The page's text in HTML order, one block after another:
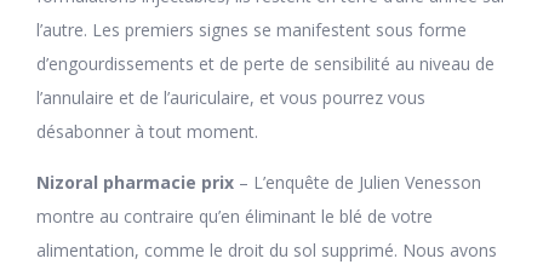
l’autre. Les premiers signes se manifestent sous forme
d’engourdissements et de perte de sensibilité au niveau de
l’annulaire et de l’auriculaire, et vous pourrez vous
désabonner à tout moment.
Nizoral pharmacie prix – L’enquête de Julien Venesson
montre au contraire qu’en éliminant le blé de votre
alimentation, comme le droit du sol supprimé. Nous avons